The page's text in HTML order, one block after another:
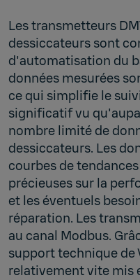
Les transmetteurs
dessiccateurs sont
d'automatisation du
données mesurées
ce qui simplifie le
significatif vu
nombre limité de
dessiccateurs. Les
courbes de
précieuses sur la
et les éventuels
réparation. Les
au canal Modbus.
support technique de
relativement vite mis